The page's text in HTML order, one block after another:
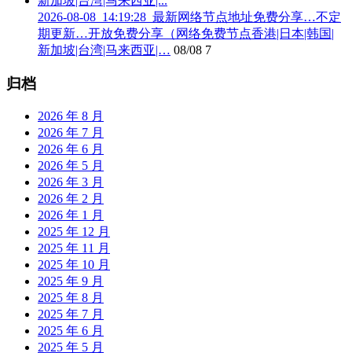
2026-08-08_14:19:28_最新网络节点地址免费分享…不定
期更新…开放免费分享（网络免费节点香港|日本|韩国|
新加坡|台湾|马来西亚|… 08/08 7
归档
2026 年 8 月
2026 年 7 月
2026 年 6 月
2026 年 5 月
2026 年 3 月
2026 年 2 月
2026 年 1 月
2025 年 12 月
2025 年 11 月
2025 年 10 月
2025 年 9 月
2025 年 8 月
2025 年 7 月
2025 年 6 月
2025 年 5 月